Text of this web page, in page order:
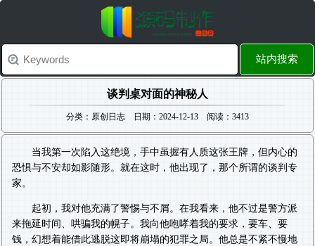
站内搜索
谈判桌对面的神秘人
分类：原创日志 日期：2024-12-13 阅读：3413
当我第一次陷入这绝境，手中虽握有人质这张王牌，但内心的
恐惧与不安却如影随形。就在这时，他出现了，那个所谓的谈判专
家。
起初，我对他充满了警惕与不屑。在我看来，他不过是警方派
来拖延时间、哄骗我的幌子。我向他咆哮着我的要求，要车、要
钱，幻想着能借此逃脱这即将崩塌的犯罪之局。他总是不紧不慢地